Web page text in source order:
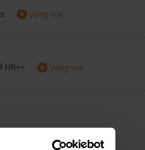
+ Voeg toe
HR++ + Voeg toe